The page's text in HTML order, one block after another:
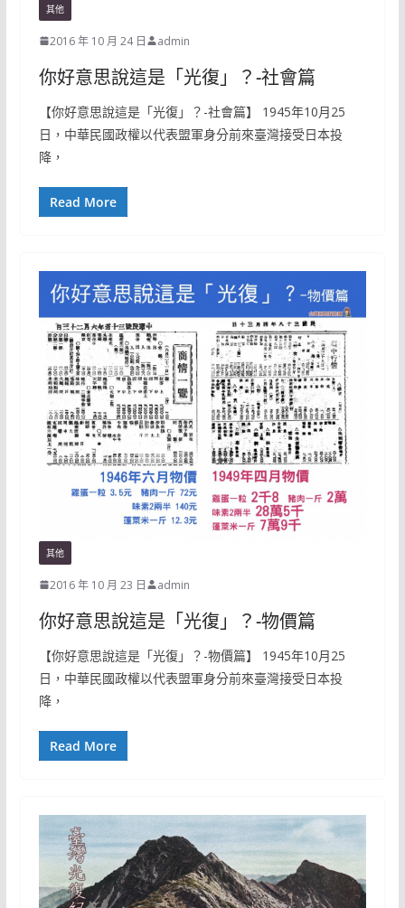
其他
2016 年 10 月 24 日 admin
你好意思說這是「光復」？-社會篇
【你好意思說這是「光復」？-社會篇】 1945年10月25
日，中華民國政權以代表盟軍身分前來臺灣接受日本投
降，
Read More
其他
2016 年 10 月 23 日 admin
你好意思說這是「光復」？-物價篇
【你好意思說這是「光復」？-物價篇】 1945年10月25
日，中華民國政權以代表盟軍身分前來臺灣接受日本投
降，
Read More